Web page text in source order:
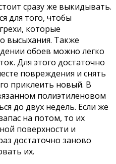
сразу же выкидывать.
для того, чтобы
которые
высыхания. Также
обоев можно легко
Для этого достаточно
повреждения и снять
приклеить новый. В
полиэтиленовом
до двух недель. Если же
на потом, то их
поверхности и
достаточно заново
их.